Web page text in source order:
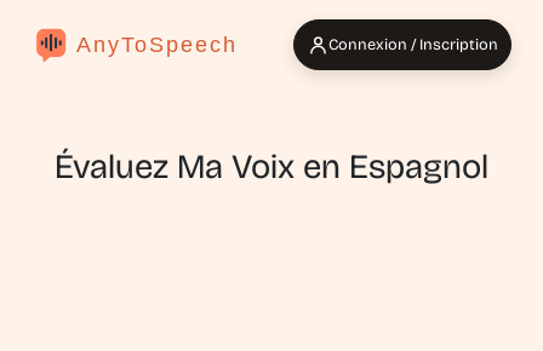
AnyToSpeech Connexion / Inscription
Évaluez Ma Voix en Espagnol